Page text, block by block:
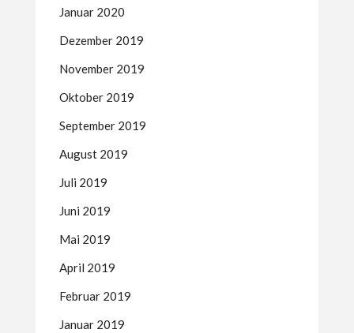
Januar 2020
Dezember 2019
November 2019
Oktober 2019
September 2019
August 2019
Juli 2019
Juni 2019
Mai 2019
April 2019
Februar 2019
Januar 2019